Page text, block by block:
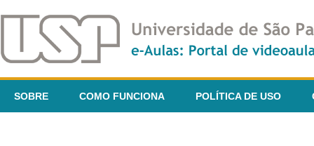
SOBRE COMO FUNCIONA POLÍTICA DE USO